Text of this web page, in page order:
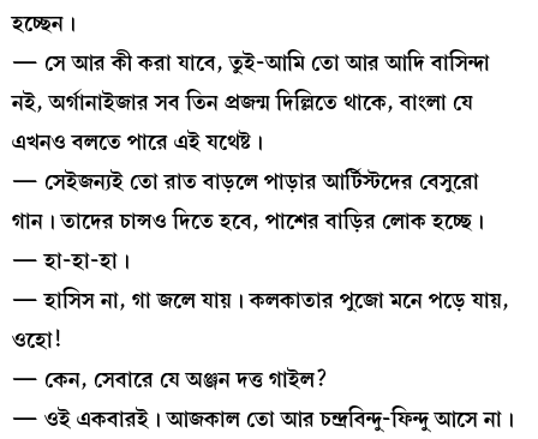
হচ্ছেন।
— সে আর কী করা যাবে, তুই-আমি তো আর আদি বাসিন্দা
নই, অর্গানাইজার সব তিন প্রজন্ম দিল্লিতে থাকে, বাংলা যে
এখনও বলতে পারে এই যথেষ্ট।
— সেইজন্যই তো রাত বাড়লে পাড়ার আর্টিস্টদের বেসুরো
গান। তাদের চান্সও দিতে হবে, পাশের বাড়ির লোক হচ্ছে।
— হা-হা-হা।
— হাসিস না, গা জলে যায়। কলকাতার পুজো মনে পড়ে যায়,
ওহো!
— কেন, সেবারে যে অঞ্জন দত্ত গাইল?
— ওই একবারই। আজকাল তো আর চন্দ্রবিন্দু-ফিন্দু আসে না।